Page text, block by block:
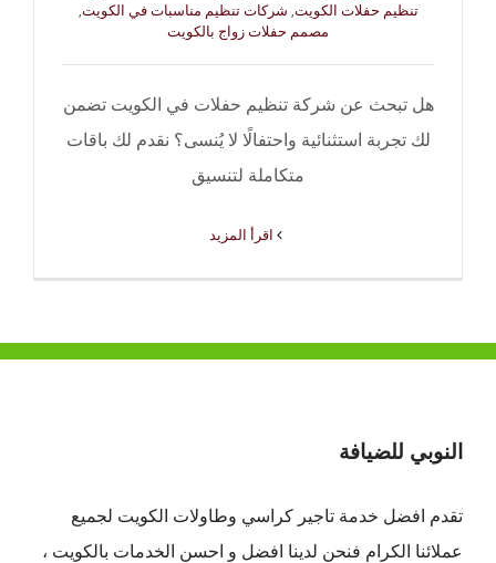
تنظيم حفلات الكويت شركات تنظيم مناسبات في الكويت
مصمم حفلات زواج بالكويت
هل تبحث عن شركة تنظيم حفلات في الكويت تضمن
لك تجربة استثنائية واحتفالًا لا يُنسى؟ نقدم لك باقات
متكاملة لتنسيق
النوبي للضيافة
تقدم افضل خدمة تاجير كراسي وطاولات الكويت لجميع
عملائنا الكرام فنحن لدينا افضل و احسن الخدمات بالكويت ،